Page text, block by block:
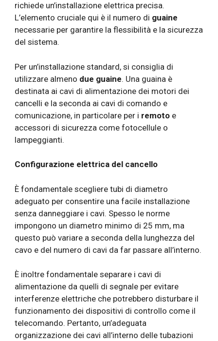
richiede un’installazione elettrica precisa.
L’elemento cruciale qui è il numero di guaine
necessarie per garantire la flessibilità e la sicurezza
del sistema.
Per un’installazione standard, si consiglia di
utilizzare almeno due guaine. Una guaina è
destinata ai cavi di alimentazione dei motori dei
cancelli e la seconda ai cavi di comando e
comunicazione, in particolare per i remoto e
accessori di sicurezza come fotocellule o
lampeggianti.
Configurazione elettrica del cancello
È fondamentale scegliere tubi di diametro
adeguato per consentire una facile installazione
senza danneggiare i cavi. Spesso le norme
impongono un diametro minimo di 25 mm, ma
questo può variare a seconda della lunghezza del
cavo e del numero di cavi da far passare all’interno.
È inoltre fondamentale separare i cavi di
alimentazione da quelli di segnale per evitare
interferenze elettriche che potrebbero disturbare il
funzionamento dei dispositivi di controllo come il
telecomando. Pertanto, un’adeguata
organizzazione dei cavi all’interno delle tubazioni